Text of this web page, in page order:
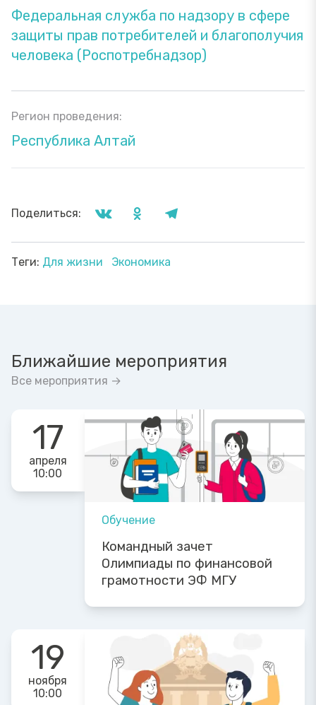
Федеральная служба по надзору в сфере
защиты прав потребителей и благополучия
человека (Роспотребнадзор)
Регион проведения:
Республика Алтай
Поделиться:
Теги: Для жизни Экономика
Ближайшие мероприятия
Все мероприятия →
17
апреля
10:00
Обучение
Командный зачет
Олимпиады по финансовой
грамотности ЭФ МГУ
19
ноября
10:00